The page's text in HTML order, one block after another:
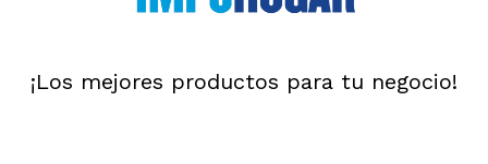
¡Los mejores productos para tu negocio!